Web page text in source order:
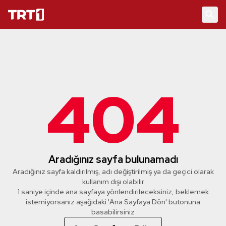
404
Aradığınız sayfa bulunamadı
Aradığınız sayfa kaldırılmış, adı değiştirilmiş ya da geçici olarak
kullanım dışı olabilir
1 saniye içinde ana sayfaya yönlendirileceksiniz, beklemek
istemiyorsanız aşağıdaki 'Ana Sayfaya Dön' butonuna
basabilirsiniz